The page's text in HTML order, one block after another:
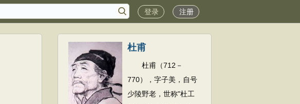
登录 注册
杜甫
杜甫（712－
770），字子美，自号
少陵野老，世称"杜工